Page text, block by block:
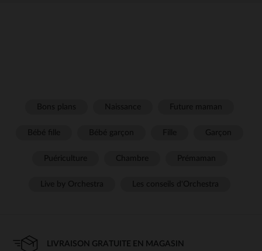
LIVRAISON GRATUITE EN MAGASIN